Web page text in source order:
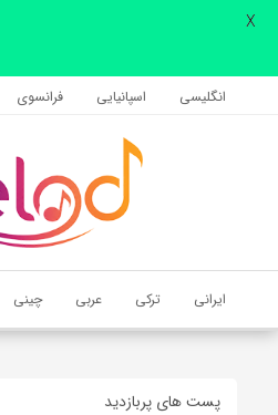
انگلیسی اسپانیایی فرانسوی
ایرانی ترکی عربی چینی
اشتراک گذاری
با استفاده از روش‌های زیر می‌توانید
پست های پربازدید
X